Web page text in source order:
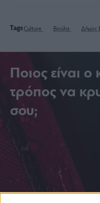
Tags Culture Βούλα Δήμος
Ποιος είναι
τρόπος να
σου;